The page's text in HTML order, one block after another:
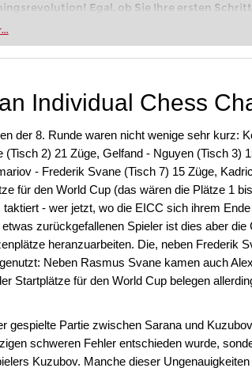
Egal, ob Sie Ihre ersten
machen oder bereits auf
Individual Chess
der 8. Runde waren nicht wenige sehr kurz:
(Tisch 2) 21 Züge, Gelfand - Nguyen (Tisch 3)
- Frederik Svane (Tisch 7) 15 Züge,
für den World Cup (das wären die Plätze 1
taktiert - wer jetzt, wo die EICC sich ihrem
etwas zurückgefallenen Spieler ist dies aber
heranzuarbeiten. Die, neben Frederik
Neben Rasmus Svane kamen auch
Startplätze für den World Cup belegen
gespielte Partie zwischen Sarana und
schweren Fehler entschieden wurde,
Kuzubov. Manche dieser